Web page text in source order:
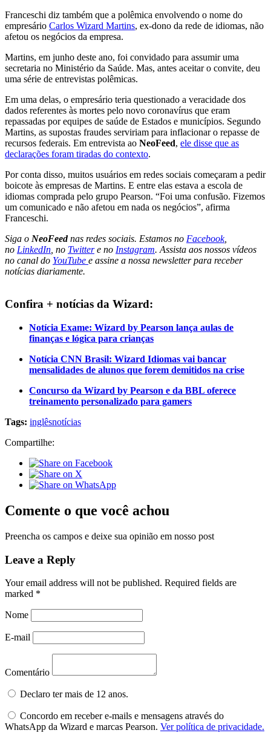
Franceschi diz também que a polêmica envolvendo o nome do
empresário Carlos Wizard Martins, ex-dono da rede de idiomas, não
afetou os negócios da empresa.
Martins, em junho deste ano, foi convidado para assumir uma
secretaria no Ministério da Saúde. Mas, antes aceitar o convite, deu
uma série de entrevistas polêmicas.
Em uma delas, o empresário teria questionado a veracidade dos
dados referentes às mortes pelo novo coronavírus que eram
repassadas por equipes de saúde de Estados e municípios. Segundo
Martins, as supostas fraudes serviriam para inflacionar o repasse de
recursos federais. Em entrevista ao NeoFeed, ele disse que as
declarações foram tiradas do contexto.
Por conta disso, muitos usuários em redes sociais começaram a pedir
boicote às empresas de Martins. E entre elas estava a escola de
idiomas comprada pelo grupo Pearson. “Foi uma confusão. Fizemos
um comunicado e não afetou em nada os negócios”, afirma
Franceschi.
Siga o NeoFeednas redes sociais. Estamos no Facebook,
no LinkedIn , no Twittere no Instagram. Assista aos nossos vídeos
no canal do YouTube e assine a nossa newsletter para receber
notícias diariamente.
Confira + notícias da Wizard:
Notícia Exame: Wizard by Pearson lança aulas de
finanças e lógica para crianças
Notícia CNN Brasil: Wizard Idiomas vai bancar
mensalidades de alunos que forem demitidos na crise
Concurso da Wizard by Pearson e da BBL oferece
treinamento personalizado para gamers
Tags: inglêsnotícias
Compartilhe:
Comente o que você achou
Preencha os campos e deixe sua opinião em nosso post
Leave a Reply
Your email address will not be published. Required fields are
marked *
Nome
E-mail
Comentário
Declaro ter mais de 12 anos.
Concordo em receber e-mails e mensagens através do
WhatsApp da Wizard e marcas Pearson. Ver política de privacidade.